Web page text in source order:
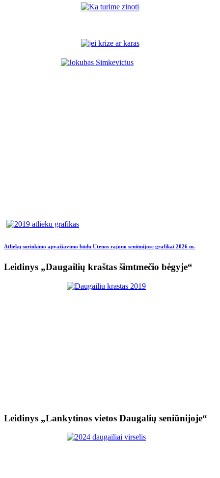
Atliekų surinkimo apvažiavimo būdu Utenos rajono seniūnijose grafikai 2026 m.
Leidinys „Daugailių kraštas šimtmečio bėgyje“
Leidinys „Lankytinos vietos Daugalių seniūnijoje“